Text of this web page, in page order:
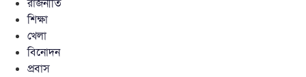
রাজনীতি
শিক্ষা
খেলা
বিনোদন
প্রবাস